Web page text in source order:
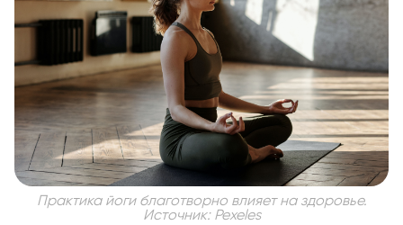
Практика йоги благотворно влияет на здоровье.
Источник: Pexeles